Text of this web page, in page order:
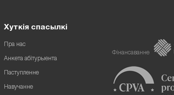
Хуткія спасылкі
Пра нас
Анкета абітурыента
Паступленне
Навучанне
Фінансаванне